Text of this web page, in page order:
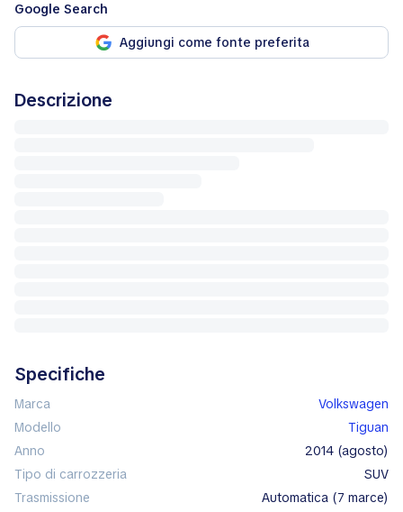
Google Search
Aggiungi come fonte preferita
Descrizione
Specifiche
Marca
Volkswagen
Modello
Tiguan
Anno
2014 (agosto)
Tipo di carrozzeria
SUV
Trasmissione
automatica (7 marce)